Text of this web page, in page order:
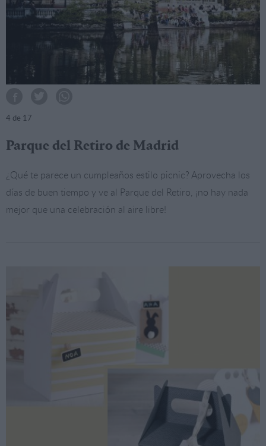
4 de 17
Parque del Retiro de Madrid
¿Qué te parece un cumpleaños estilo picnic? Aprovecha los
días de buen tiempo y ve al Parque del Retiro, ¡no hay nada
mejor que una celebración al aire libre!